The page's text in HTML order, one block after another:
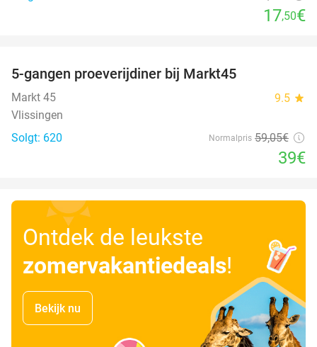
17,50€
5-gangen proeverijdiner bij Markt45
Markt 45 9.5 star
Vlissingen
Solgt: 620
Normalpris 59,05€
39€
Ontdek de leukste
zomervakantiedeals!
Bekijk nu